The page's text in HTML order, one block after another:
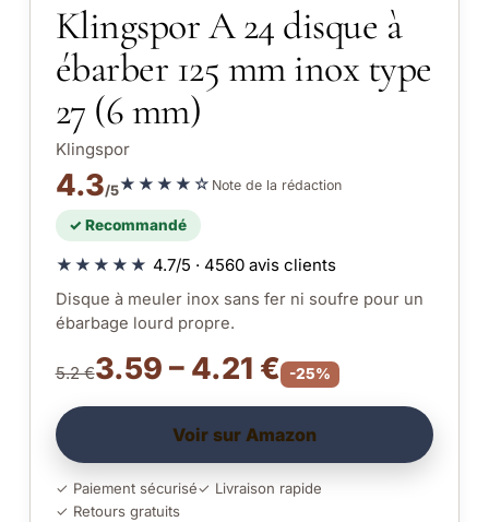
Klingspor A 24 disque à
ébarber 125 mm inox type
27 (6 mm)
Klingspor
4.3/5★★★★☆ Note de la rédaction
✓ Recommandé
★★★★★ 4.7/5 · 4560 avis clients
Disque à meuler inox sans fer ni soufre pour un
ébarbage lourd propre.
5.2 €3.59 – 4.21 € -25%
Voir sur Amazon
✓ Paiement sécurisé✓ Livraison rapide
✓ Retours gratuits